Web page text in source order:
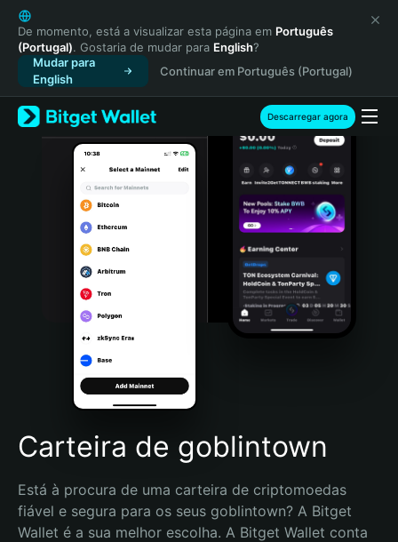
English
日本語
Tiếng Việt
Русский
Español (Latinoamérica)
Türkçe
Italiano
Português (Portugal)
Bahasa Indonesia
Português (Brasil)
Español (Argentina)
De momento, está a visualizar esta página em Português
(Portugal). Gostaria de mudar para English?
Mudar para
English
Continuar em Português (Portugal)
Descarregar agora
Carteira de goblintown
Está à procura de uma carteira de criptomoedas
fiável e segura para os seus goblintown? A Bitget
Wallet é a sua melhor escolha. A Bitget Wallet conta